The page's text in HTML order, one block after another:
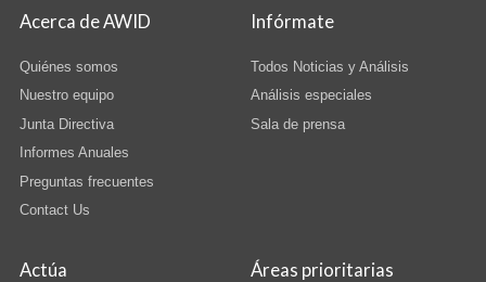
Acerca de AWID
Quiénes somos
Nuestro equipo
Junta Directiva
Informes Anuales
Preguntas frecuentes
Contact Us
Infórmate
Todos Noticias y Análisis
Análisis especiales
Sala de prensa
Actúa Áreas prioritarias